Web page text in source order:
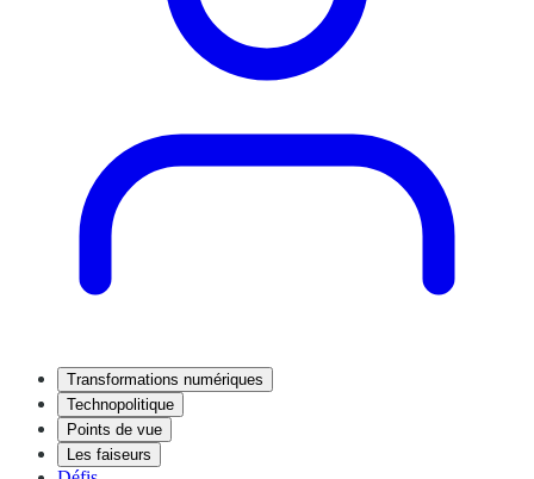
Transformations numériques
Technopolitique
Points de vue
Les faiseurs